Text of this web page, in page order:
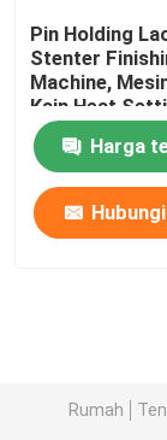
Pin Holding
Stenter
Machine,
Kain Heat
Harga
Rumah